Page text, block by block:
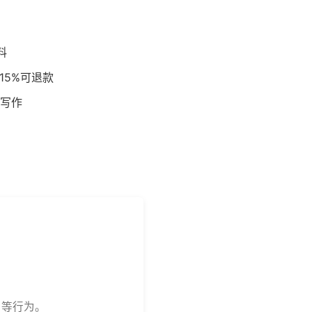
可退款
作
行为。